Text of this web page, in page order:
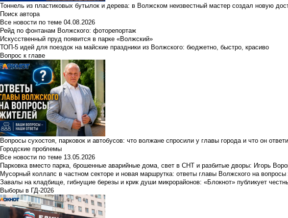
Тоннель из пластиковых бутылок и дерева: в Волжском неизвестный мастер создал новую
Поиск автора
Все новости по теме 04.08.2026
Рейд по фонтанам Волжского: фоторепортаж
Искусственный пруд появится в парке «Волжский»
ТОП-5 идей для поездок на майские праздники из Волжского: бюджетно, быстро, красиво
Вопрос к главе
Вопросы сухостоя, парковок и автобусов: что волжане спросили у главы города и что он
Городские проблемы
Все новости по теме 13.05.2026
Парковка вместо парка, брошенные аварийные дома, свет в СНТ и разбитые дворы: Игорь
Мусорный коллапс в частном секторе и новая маршрутка: ответы главы Волжского на
Завалы на кладбище, гибнущие березы и крик души микрорайонов: «Блокнот» публикует
Выборы в ГД-2026